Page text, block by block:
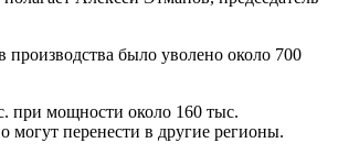
производства было уволено около 700
при мощности около 160 тыс.
могут перенести в другие регионы.